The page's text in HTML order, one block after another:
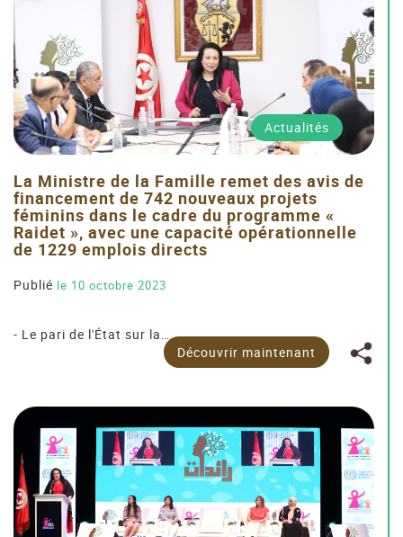
Actualités
La Ministre de la Famille remet des avis de
financement de 742 nouveaux projets
féminins dans le cadre du programme «
Raidet », avec une capacité opérationnelle
de 1229 emplois directs
Publié le 10 octobre 2023
- Le pari de l'État sur la…
Découvrir maintenant